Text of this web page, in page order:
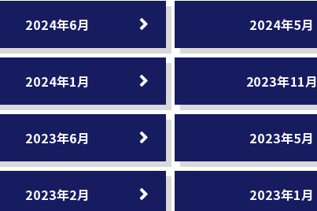
2024年6月 2024年5月
2024年1月 2023年11月
2023年6月 2023年5月
2023年2月 2023年1月